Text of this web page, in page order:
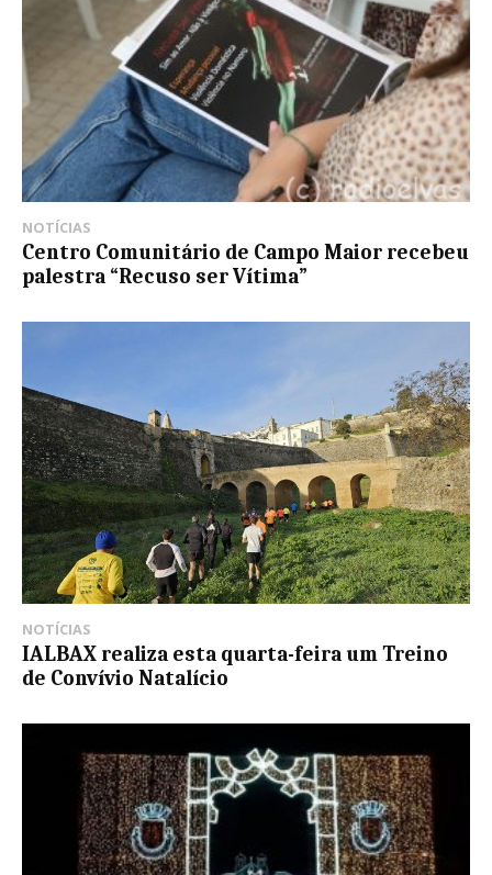
NOTÍCIAS
Centro Comunitário de Campo Maior recebeu
palestra “Recuso ser Vítima”
NOTÍCIAS
IALBAX realiza esta quarta-feira um Treino
de Convívio Natalício